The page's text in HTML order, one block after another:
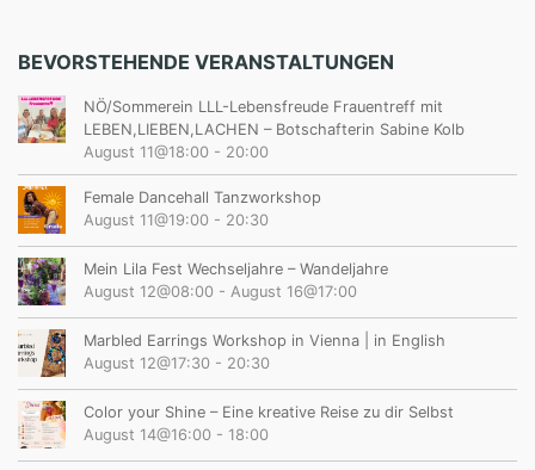
BEVORSTEHENDE VERANSTALTUNGEN
NÖ/Sommerein LLL-Lebensfreude Frauentreff mit
LEBEN,LIEBEN,LACHEN – Botschafterin Sabine Kolb
August 11@18:00 - 20:00
Female Dancehall Tanzworkshop
August 11@19:00 - 20:30
Mein Lila Fest Wechseljahre – Wandeljahre
August 12@08:00 - August 16@17:00
Marbled Earrings Workshop in Vienna | in English
August 12@17:30 - 20:30
Color your Shine – Eine kreative Reise zu dir Selbst
August 14@16:00 - 18:00